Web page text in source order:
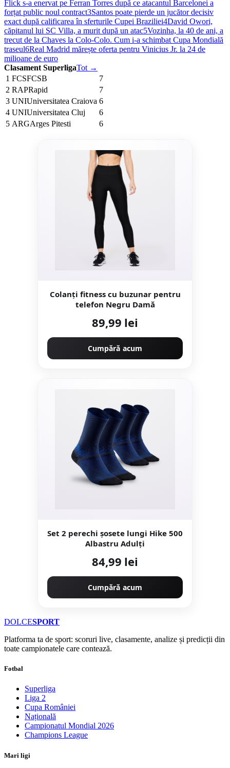
Flick s-a enervat pe Ferran Torres după ce atacantul Barcelonei a
forțat public noul contract3Santos poate pierde un jucător decisiv
exact după calificarea în sferturile Cupei Braziliei4David Owori,
căpitanul lui SC Villa, a murit după un atac5Vozinha, la 40 de ani, a
trecut de la Chaves la Colo-Colo. Cum i-a schimbat Cupa Mondială
traseul6Real Madrid mărește oferta pentru Vinicius Jr. la 24 de
milioane de euro
Clasament SuperligaTot →
1 FCSFCSB
7
2 RAPRapid
7
3 UNIUniversitatea Craiova 6
4 UNIUniversitatea Cluj
6
5 ARGArges Pitesti 6
Colanți fitness cu buzunar pentru
telefon Negru Damă
89,99 lei
Cumpără acum
Set 2 perechi șosete lungi Hike 500
Albastru Adulți
84,99 lei
Cumpără acum
DOLCESPORT
Platforma ta de sport: scoruri live, clasamente, analize și predicții din
toate campionatele care contează.
Fotbal
Superliga
Liga 2
Cupa României
Națională
Campionatul Mondial 2026
Champions League
Mari ligi